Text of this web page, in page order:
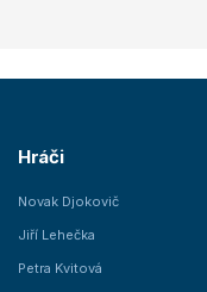
Hráči
Novak Djokovič
Jiří Lehečka
Petra Kvitová